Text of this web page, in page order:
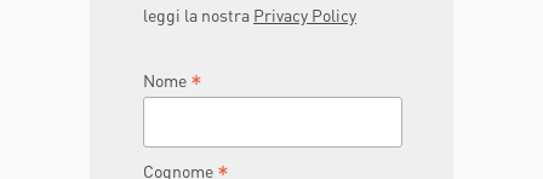
leggi la nostra Privacy Policy
Nome *
Cognome